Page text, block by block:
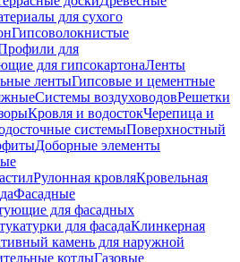
для сухого
Гипсоволокнистые
для
для гипсокартонаЛенты
лентыГипсовые и цементные
Системы воздуховодовРешетки
Кровля и водостокЧерепица и
системыПоверхностный
Доборные элементы
Рулонная кровляКровельная
Фасадные
для фасадных
для фасадаКлинкерная
камень для наружной
котлыГазовые